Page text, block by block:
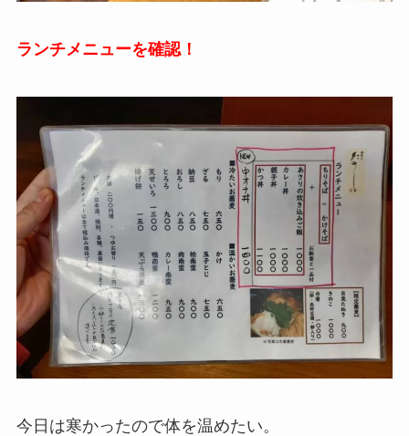
ランチメニューを確認！
今日は寒かったので体を温めたい。